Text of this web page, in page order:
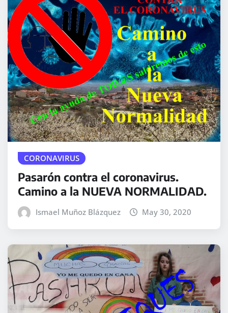
CORONAVIRUS
Pasarón contra el coronavirus.
Camino a la NUEVA NORMALIDAD.
Ismael Muñoz Blázquez May 30, 2020